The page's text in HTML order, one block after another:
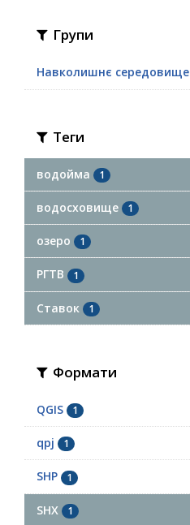
Групи
Навколишнє середовище
Теги
водойма 1
водосховище 1
озеро 1
РГТВ 1
Ставок 1
Формати
QGIS 1
qpj 1
SHP 1
SHX 1